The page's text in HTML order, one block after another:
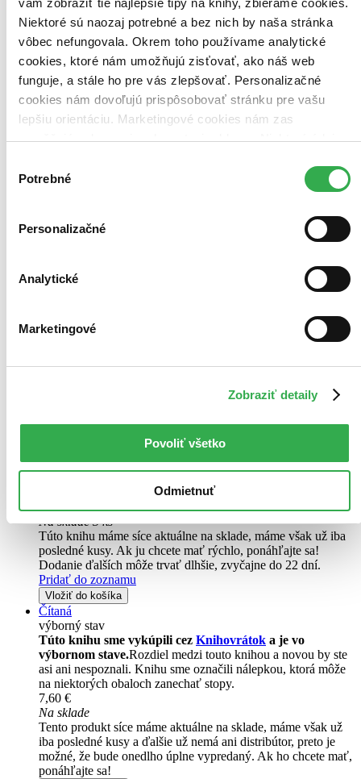
Niektoré sú naozaj potrebné a bez nich by naša stránka
vôbec nefungovala. Okrem toho používame analytické
cookies, ktoré nám umožňujú zisťovať, ako náš web
funguje, a stále ho pre vás zlepšovať. Personalizačné
cookies nám dovoľujú prispôsobovať stránku pre vašu
lepšiu orientáciu. Marketingové cookies nám zas
umožňujú zobrazenie relevantnej reklamy. Niektoré údaje
keby sme mohli používať všetky tieto cookies. Ďakujeme!
súhlasu
Potrebné
Personalizačné
Analytické
Marketingové
Zobraziť detaily
Povoliť všetko
Odmietnuť
Neboj sa skúšať
Zlyhania sú prirodzenou súčasťou našich životov. Veľa z nás ich
však vníma ako niečo negatívne. V skutočnosti môžu byť naše
neúspechy začiatkom cesty, na ktorej objavíme všetky neuveriteľné
veci, ktoré dokážeme urobiť...
11,70 €
Na sklade 3 ks
Túto knihu máme síce aktuálne na sklade, máme však už iba
posledné kusy. Ak ju chcete mať rýchlo, ponáhľajte sa!
Dodanie ďalších môže trvať dlhšie, zvyčajne do 22 dní.
Pridať do zoznamu
Vložiť do košíka
Čítaná
výborný stav
Túto knihu sme vykúpili cez Knihovrátok a je vo
výbornom stave.Rozdiel medzi touto knihou a novou by ste
asi ani nespoznali. Knihu sme označili nálepkou, ktorá môže
na niektorých obaloch zanechať stopy.
7,60 €
Na sklade
Tento produkt síce máme aktuálne na sklade, máme však už
iba posledné kusy a ďalšie už nemá ani distribútor, preto je
možné, že bude onedlho úplne vypredaný. Ak ho chcete mať,
ponáhľajte sa!